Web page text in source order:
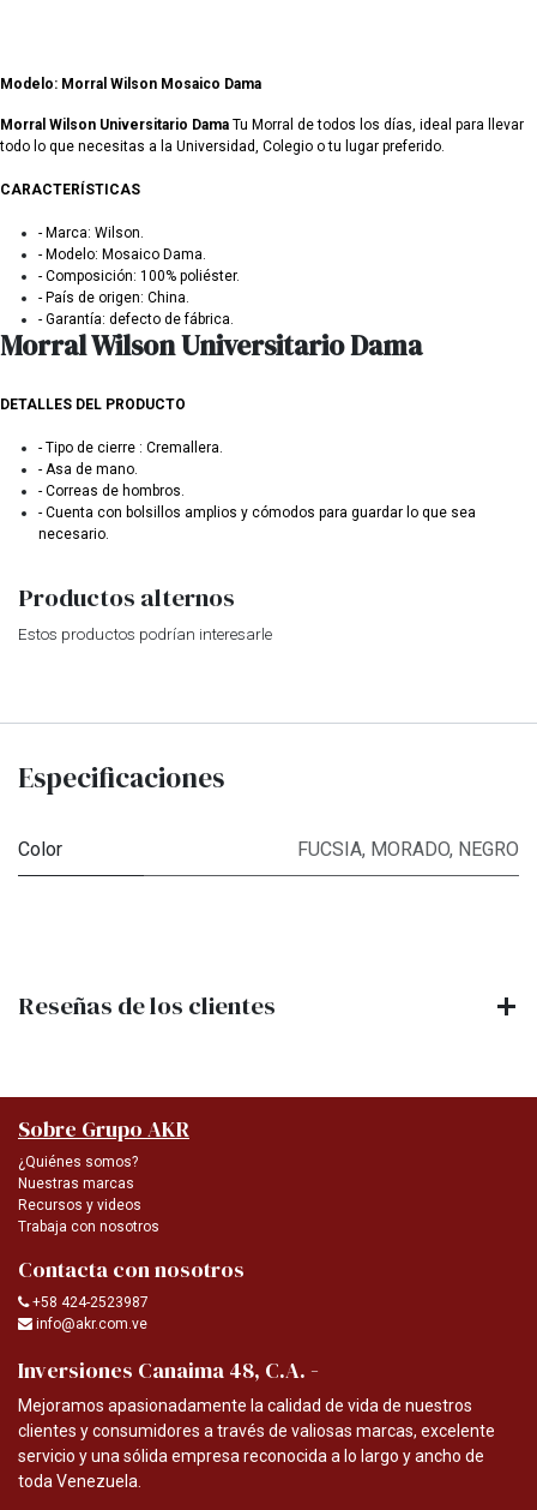
Modelo: Morral Wilson Mosaico Dama
Morral Wilson Universitario Dama Tu Morral de todos los días, ideal para llevar
todo lo que necesitas a la Universidad, Colegio o tu lugar preferido.
CARACTERÍSTICAS
- Marca: Wilson.
- Modelo: Mosaico Dama.
- Composición: 100% poliéster.
- País de origen: China.
- Garantía: defecto de fábrica.
Morral Wilson Universitario Dama
DETALLES DEL PRODUCTO
- Tipo de cierre : Cremallera.
- Asa de mano.
- Correas de hombros.
- Cuenta con bolsillos amplios y cómodos para guardar lo que sea
necesario.
Productos alternos
Estos productos podrían interesarle
Especificaciones
Color FUCSIA, MORADO, NEGRO
Reseñas de los clientes
Sobre Grupo AKR
¿Quiénes somos?
Nuestras marcas
Recursos y videos
Trabaja con nosotros
Contacta con nosotros
+58 424-2523987
info@akr.com.ve
Inversiones Canaima 48, C.A. -
Mejoramos apasionadamente la calidad de vida de nuestros
clientes y consumidores a través de valiosas marcas, excelente
servicio y una sólida empresa reconocida a lo largo y ancho de
toda Venezuela.